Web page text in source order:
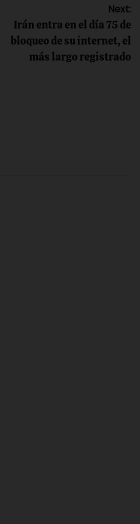
Next:
Irán entra en el día 75 de
bloqueo de su internet, el
más largo registrado